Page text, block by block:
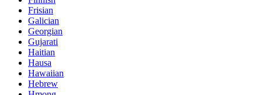
Frisian
Galician
Georgian
Gujarati
Haitian
Hausa
Hawaiian
Hebrew